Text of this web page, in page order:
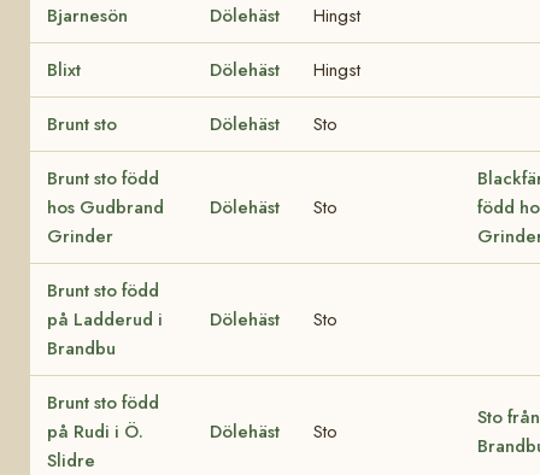
Bjarnesön Dölehäst Hingst
Blixt Dölehäst Hingst
Brunt sto Dölehäst Sto
Brunt sto född
hos Gudbrand
Grinder
Dölehäst Sto
född
Brunt sto född
på Ladderud i
Brandbu
Dölehäst Sto
Brunt sto född
på Rudi i Ö.
Slidre
Dölehäst Sto
Sto